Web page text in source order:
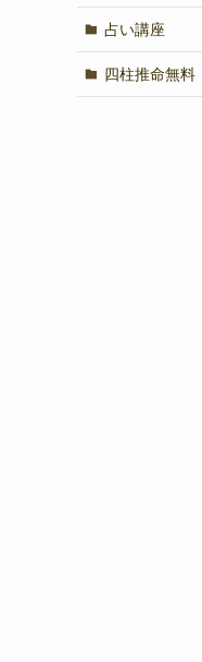
占い講座
四柱推命無料